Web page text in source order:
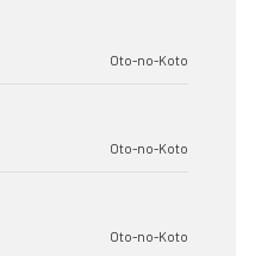
Oto-no-Koto
Oto-no-Koto
Oto-no-Koto